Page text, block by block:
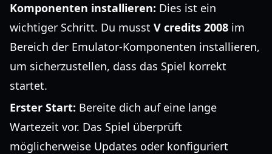
Komponenten installieren: Dies ist ein
wichtiger Schritt. Du musst V credits 2008 im
Bereich der Emulator-Komponenten installieren,
um sicherzustellen, dass das Spiel korrekt
startet.
Erster Start: Bereite dich auf eine lange
Wartezeit vor. Das Spiel überprüft
möglicherweise Updates oder konfiguriert